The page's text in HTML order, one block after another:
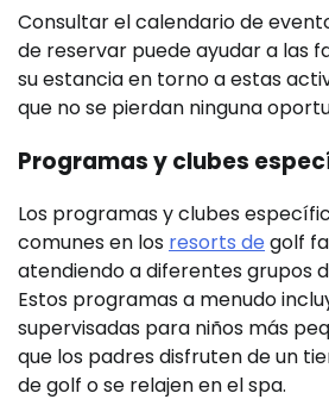
Consultar el calendario de
de reservar puede ayudar a las
su estancia en torno a estas
que no se pierdan ninguna
Programas y clubes
Los programas y clubes
comunes en los resorts de golf
atendiendo a diferentes grupos
Estos programas a menudo
supervisadas para niños más
que los padres disfruten de un
de golf o se relajen en el spa.